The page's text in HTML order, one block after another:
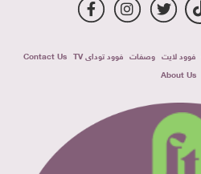
فوود لايت وصفات فوود توداى TV
Contact Us
About Us